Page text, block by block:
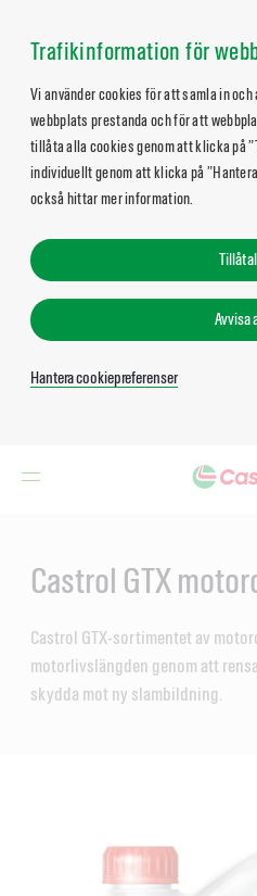
Trafikinformation för
Vi använder cookies för att samla in
webbplats prestanda och för att
tillåta alla cookies genom att klicka på
individuellt genom att klicka på
också hittar mer information.
Tillåt
Avvisa
Hantera cookiepreferenser
Castrol GTX
Castrol GTX-sortimentet av
motorlivslängden genom att
skydda mot ny slambildning.